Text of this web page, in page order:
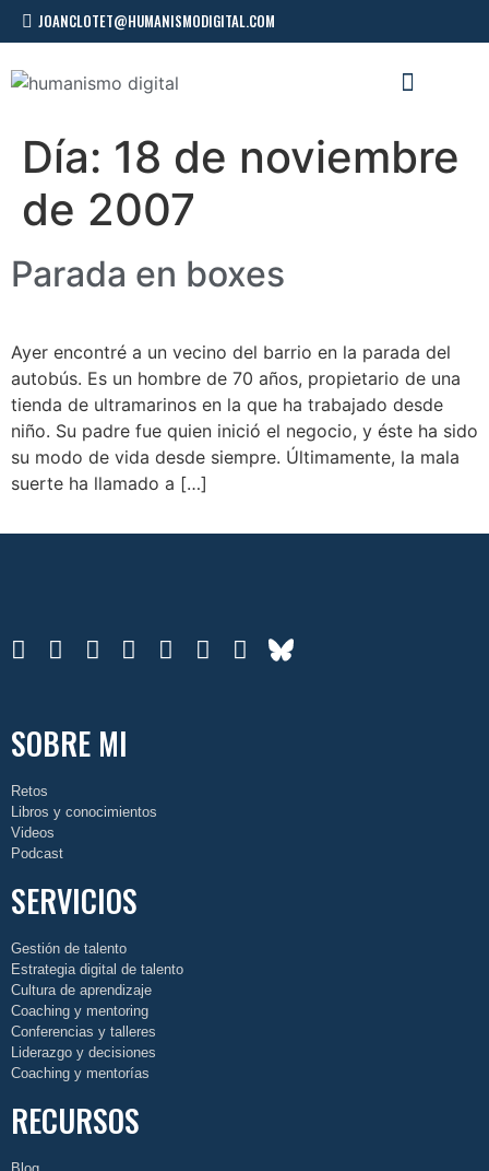
JOANCLOTET@HUMANISMODIGITAL.COM
Día: 18 de noviembre
de 2007
Parada en boxes
Ayer encontré a un vecino del barrio en la parada del
autobús. Es un hombre de 70 años, propietario de una
tienda de ultramarinos en la que ha trabajado desde
niño. Su padre fue quien inició el negocio, y éste ha sido
su modo de vida desde siempre. Últimamente, la mala
suerte ha llamado a […]
SOBRE MI
Retos
Libros y conocimientos
Videos
Podcast
SERVICIOS
Gestión de talento
Estrategia digital de talento
Cultura de aprendizaje
Coaching y mentoring
Conferencias y talleres
Liderazgo y decisiones
Coaching y mentorías
RECURSOS